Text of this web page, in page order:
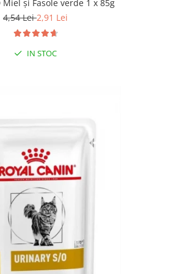
STERILISED Miel și Fasole verde 1 x 85g
4,54 Lei2,91 Lei
IN STOC